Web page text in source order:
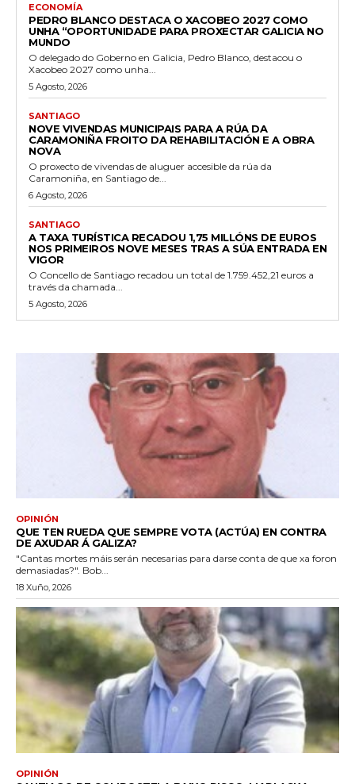
ECONOMÍA
PEDRO BLANCO DESTACA O XACOBEO 2027 COMO
UNHA “OPORTUNIDADE PARA PROXECTAR GALICIA NO
MUNDO
O delegado do Goberno en Galicia, Pedro Blanco, destacou o
Xacobeo 2027 como unha...
5 Agosto, 2026
SANTIAGO
NOVE VIVENDAS MUNICIPAIS PARA A RÚA DA
CARAMONIÑA FROITO DA REHABILITACIÓN E A OBRA
NOVA
O proxecto de vivendas de aluguer accesible da rúa da
Caramoniña, en Santiago de...
6 Agosto, 2026
SANTIAGO
A TAXA TURÍSTICA RECADOU 1,75 MILLÓNS DE EUROS
NOS PRIMEIROS NOVE MESES TRAS A SÚA ENTRADA EN
VIGOR
O Concello de Santiago recadou un total de 1.759.452,21 euros a
través da chamada...
5 Agosto, 2026
OPINIÓN
QUE TEN RUEDA QUE SEMPRE VOTA (ACTÚA) EN CONTRA
DE AXUDAR Á GALIZA?
"Cantas mortes máis serán necesarias para darse conta de que xa foron
demasiadas?". Bob...
18 Xuño, 2026
OPINIÓN